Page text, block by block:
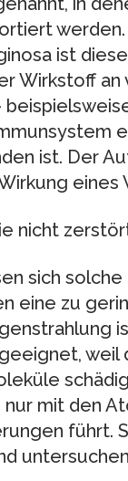
werden.
ist
Wirkstoff
ist. Der
eines
nicht
sich
eine zu
mit den
führt.